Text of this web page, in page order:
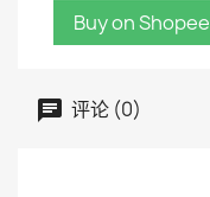
Buy on Shopee
评论 (0)